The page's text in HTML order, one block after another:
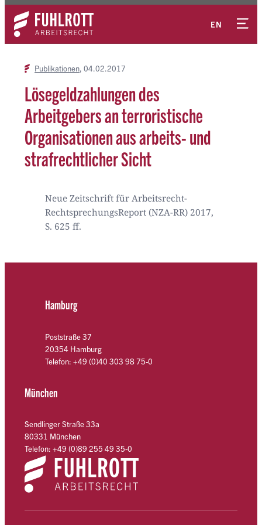
Zum
Inhalt
springen
EN
Kontakt
Publikationen 04.02.2017
Lösegeldzahlungen des
Arbeitgebers an terroristische
Organisationen aus arbeits- und
strafrechtlicher Sicht
Neue Zeitschrift für Arbeitsrecht-
RechtsprechungsReport (NZA-RR) 2017,
S. 625 ff.
Hamburg
Poststraße 37
20354 Hamburg
Telefon: +49 (0)40 303 98 75-0
München
Sendlinger Straße 33a
80331 München
Telefon: +49 (0)89 255 49 35-0